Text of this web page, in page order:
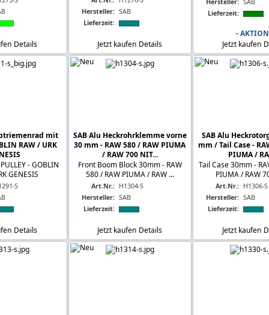
Details
Hersteller: SAB
Lieferzeit:
Jetzt kaufen Details
Lieferzeit:
-
Jetzt kaufen
mit
RAW / URK
- GOBLIN
GENESIS
S
Details
SAB Alu Heckrohrklemme vorne
30 mm - RAW 580 / RAW PIUMA
/ RAW 700 NIT...
Front Boom Block 30mm - RAW
580 / RAW PIUMA / RAW ...
Art.Nr.: H1304-S
Hersteller: SAB
Lieferzeit:
Jetzt kaufen Details
SAB Alu
mm / Tail Case -
PIUMA /
Tail Case 30mm -
PIUMA / RAW
Art.Nr.: H1306-S
Hersteller: SAB
Lieferzeit:
Jetzt kaufen